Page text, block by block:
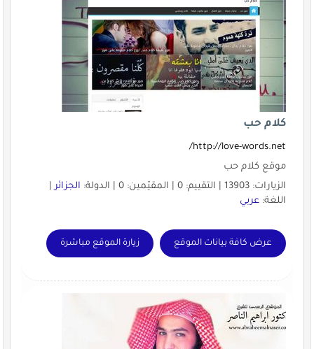
كلام حب
http://love-words.net/
موقع كلام حب
الزيارات: 13903 | التقييم: 0 | المقيّمين: 0 | الدولة:
الجزائر|
اللغة: عربي
عرض كافة بيانات الموقع زيارة الموقع مباشرة